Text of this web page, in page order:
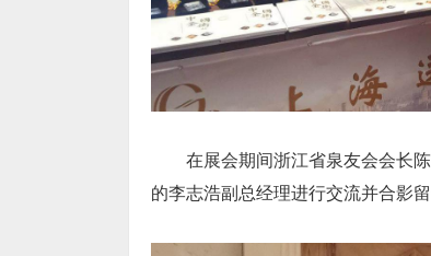
在展会期间浙江省泉友会会长
的李志浩副总经理进行交流并合影留